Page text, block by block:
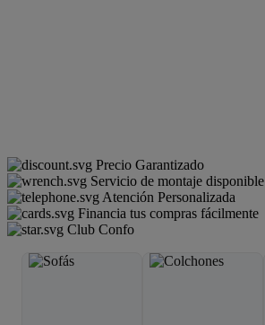
Precio Garantizado
Servicio de montaje disponible
Atención Personalizada
Financia tus compras fácilmente
Club Confo